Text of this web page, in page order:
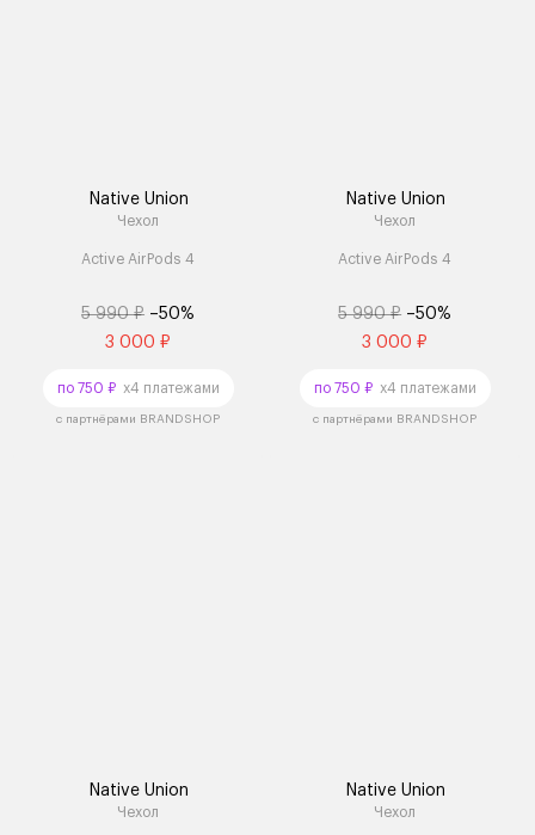
Native Union
Чехол
Active AirPods 4
5 990 ₽ –50%
3 000 ₽
по 750 ₽x4 платежами
с партнёрами BRANDSHOP
Native Union
Чехол
Active AirPods 4
5 990 ₽ –50%
3 000 ₽
по 750 ₽x4 платежами
с партнёрами BRANDSHOP
Native Union
Чехол
Native Union
Чехол